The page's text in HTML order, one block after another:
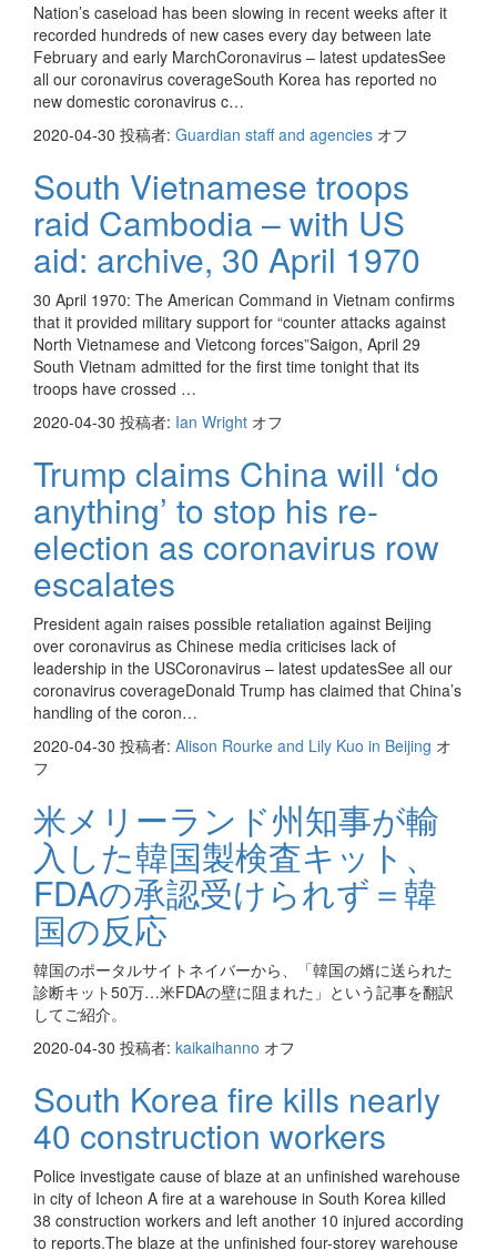
Nation’s caseload has been slowing in recent weeks after it
recorded hundreds of new cases every day between late
February and early MarchCoronavirus – latest updatesSee
all our coronavirus coverageSouth Korea has reported no
new domestic coronavirus c…
2020-04-30 投稿者: Guardian staff and agencies オフ
South Vietnamese troops
raid Cambodia – with US
aid: archive, 30 April 1970
30 April 1970: The American Command in Vietnam confirms
that it provided military support for “counter attacks against
North Vietnamese and Vietcong forces”Saigon, April 29
South Vietnam admitted for the first time tonight that its
troops have crossed …
2020-04-30 投稿者: Ian Wright オフ
Trump claims China will ‘do
anything’ to stop his re-
election as coronavirus row
escalates
President again raises possible retaliation against Beijing
over coronavirus as Chinese media criticises lack of
leadership in the USCoronavirus – latest updatesSee all our
coronavirus coverageDonald Trump has claimed that China’s
handling of the coron…
2020-04-30 投稿者: Alison Rourke and Lily Kuo in Beijing オ
フ
米メリーランド州知事が輸
入した韓国製検査キット、
FDAの承認受けられず＝韓
国の反応
韓国のポータルサイトネイバーから、「韓国の婿に送られた
診断キット50万…米FDAの壁に阻まれた」という記事を翻訳
してご紹介。
2020-04-30 投稿者: kaikaihanno オフ
South Korea fire kills nearly
40 construction workers
Police investigate cause of blaze at an unfinished warehouse
in city of Icheon A fire at a warehouse in South Korea killed
38 construction workers and left another 10 injured according
to reports.The blaze at the unfinished four-storey warehouse